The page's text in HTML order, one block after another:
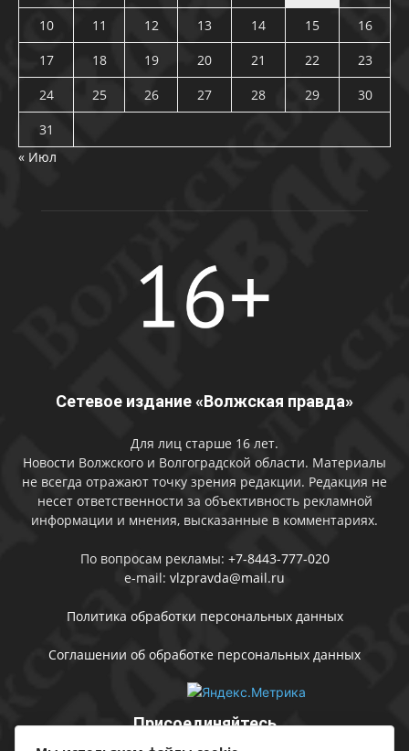
10
11 12 13 14 15
16
17
18 19 20 21 22
23
24
25 26 27 28 29
30
31
« Июл
Сетевое издание «Волжская правда»
Для лиц старше 16 лет.
Новости Волжского и Волгоградской области. Материалы
не всегда отражают точку зрения редакции. Редакция не
несет ответственности за объективность рекламной
информации и мнения, высказанные в комментариях.
По вопросам рекламы: +7-8443-777-020
e-mail: vlzpravda@mail.ru
Политика обработки персональных данных
Соглашении об обработке персональных данных
Присоединяйтесь